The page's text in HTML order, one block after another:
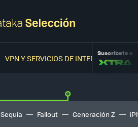
VPN Y SERVICIOS DE INTERNETSuscríbete a
Sequía Fallout Generación Z